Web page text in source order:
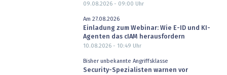
09.08.2026 - 09:00 Uhr
Am 27.08.2026
Einladung zum Webinar: Wie E-ID und KI-
Agenten das cIAM herausfordern
10.08.2026 - 10:49 Uhr
Bisher unbekannte Angriffsklasse
Security-Spezialisten warnen vor